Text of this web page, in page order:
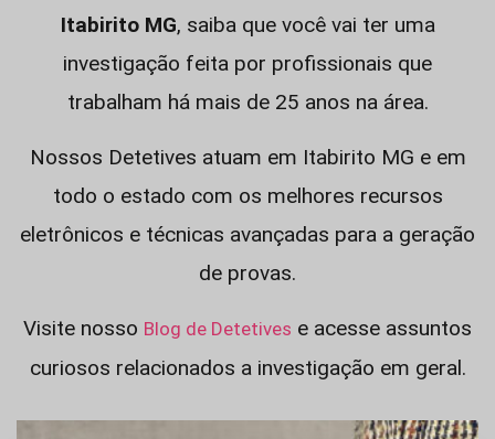
Itabirito MG, saiba que você vai ter uma
investigação feita por profissionais que
trabalham há mais de 25 anos na área.
Nossos Detetives atuam em Itabirito MG e em
todo o estado com os melhores recursos
eletrônicos e técnicas avançadas para a geração
de provas.
Visite nosso Blog de Detetives e acesse assuntos
curiosos relacionados a investigação em geral.